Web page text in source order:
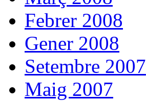
Febrer 2008
Gener 2008
Setembre 2007
Maig 2007